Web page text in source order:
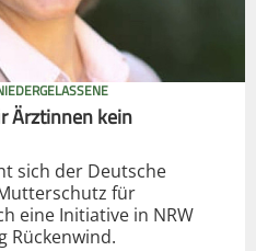
Ärztinnen kein
sich der Deutsche
für
eine Initiative in NRW
Rückenwind.